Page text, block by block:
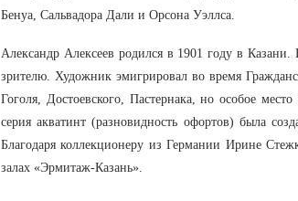
Бенуа, Сальвадора Дали и Орсона Уэллса.
Александр Алексеев родился в 1901 году в
зрителю. Художник эмигрировал во время
Гоголя, Достоевского, Пастернака, но особое
серия акватинт (разновидность офортов) была
Благодаря коллекционеру из Германии Ирине
залах «Эрмитаж-Казань».